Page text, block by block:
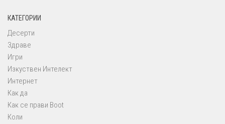
КАТЕГОРИИ
Десерти
Здраве
Игри
Изкуствен Интелект
Интернет
Как да
Как се прави Boot
Коли